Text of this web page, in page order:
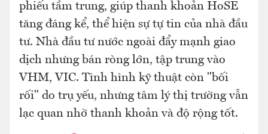
phiếu tầm trung, giúp thanh khoản HoSE
tăng đáng kể, thể hiện sự tự tin của nhà đầu
tư. Nhà đầu tư nước ngoài đẩy mạnh giao
dịch nhưng bán ròng lớn, tập trung vào
VHM, VIC. Tình hình kỹ thuật còn "bối
rối" do trụ yếu, nhưng tâm lý thị trường vẫn
lạc quan nhờ thanh khoản và độ rộng tốt.